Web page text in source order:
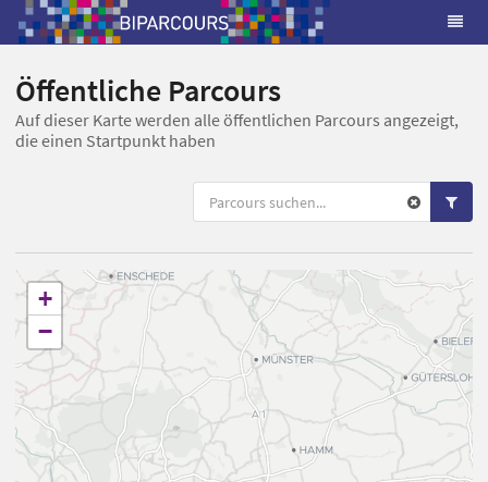
Öffentliche Parcours
Auf dieser Karte werden alle öffentlichen Parcours angezeigt,
die einen Startpunkt haben
+
−